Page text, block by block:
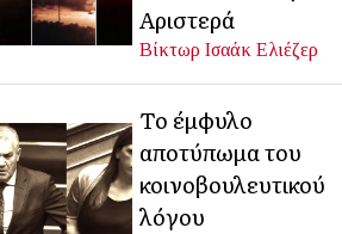
Αριστερά
Βίκτωρ Ισαάκ Ελιέζερ
Το έμφυλο
αποτύπωμα του
κοινοβουλευτικού
λόγου